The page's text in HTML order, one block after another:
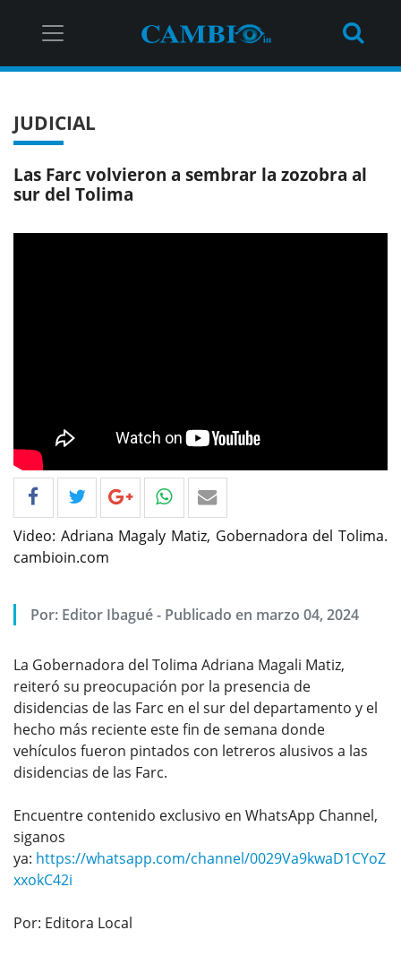
JUDICIAL
Las Farc volvieron a sembrar la zozobra al
sur del Tolima
Video: Adriana Magaly Matiz, Gobernadora del Tolima.
cambioin.com
Por: Editor Ibagué - Publicado en marzo 04, 2024
La Gobernadora del Tolima Adriana Magali Matiz,
reiteró su preocupación por la presencia de
disidencias de las Farc en el sur del departamento y el
hecho más reciente este fin de semana donde
vehículos fueron pintados con letreros alusivos a las
disidencias de las Farc.
Encuentre contenido exclusivo en WhatsApp Channel,
siganos
ya: https://whatsapp.com/channel/0029Va9kwaD1CYoZ
xxokC42i
Por: Editora Local